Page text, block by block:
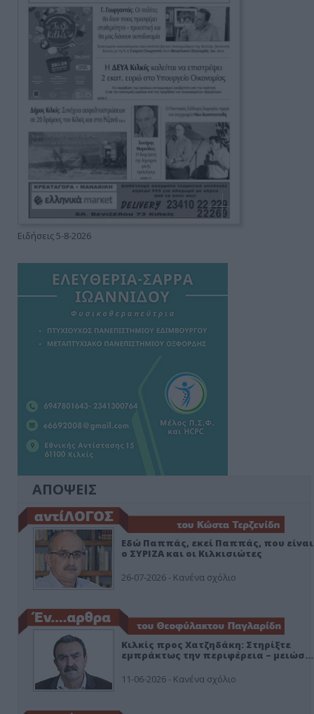
Ειδήσεις 5-8-2026
ΑΠΟΨΕΙΣ
Εδώ Παππάς, εκεί Παππάς, που είναι
ο ΣΥΡΙΖΑ και οι Κιλκισιώτες
26-07-2026 - Κανένα σχόλιο
Κιλκίς προς Χατζηδάκη: Στηρίξτε
εμπράκτως την περιφέρεια – μειώσ…
11-06-2026 - Κανένα σχόλιο